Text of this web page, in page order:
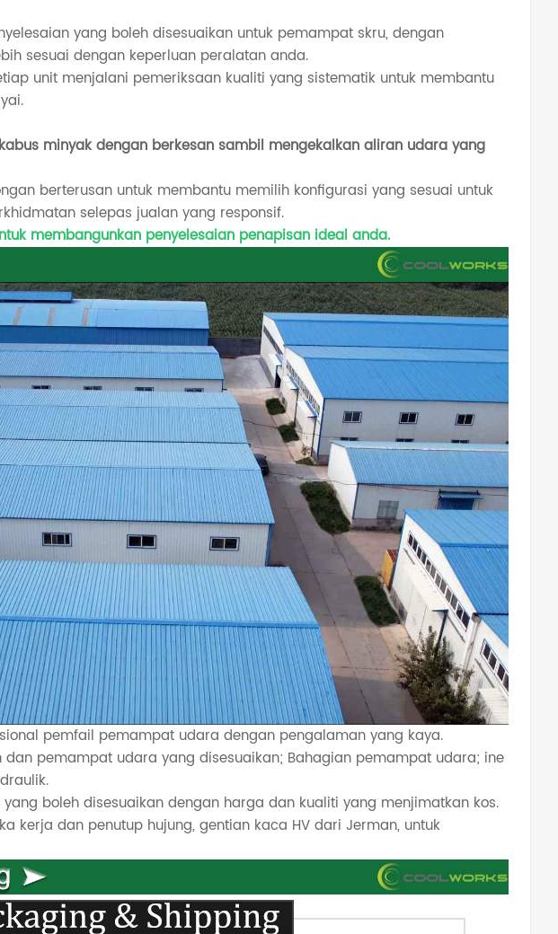
yang boleh disesuaikan untuk pemampat skru, dengan
sesuai dengan keperluan peralatan anda.
unit menjalani pemeriksaan kualiti yang sistematik untuk membantu
minyak dengan berkesan sambil mengekalkan aliran udara yang
berterusan untuk membantu memilih konfigurasi yang sesuai untuk
selepas jualan yang responsif.
membangunkan penyelesaian penapisan ideal anda.
pemfail pemampat udara dengan pengalaman yang kaya.
dan pemampat udara yang disesuaikan; Bahagian pemampat udara; ine
boleh disesuaikan dengan harga dan kualiti yang menjimatkan kos.
kerja dan penutup hujung, gentian kaca HV dari Jerman, untuk